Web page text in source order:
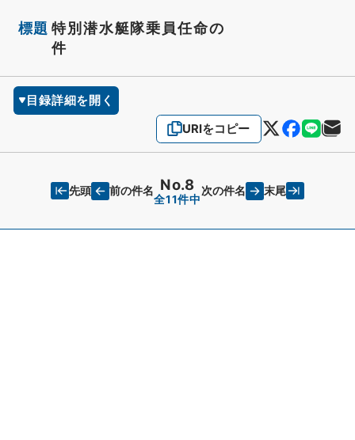
標題 特別潜水艇隊乗員任命の
件
目録詳細を開く
URIをコピー
先頭 前の件名 No.8
全11件中
次の件名 末尾